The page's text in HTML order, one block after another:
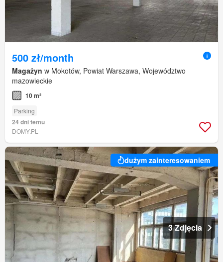
500 zł/month
Magażyn w Mokotów, Powiat Warszawa, Województwo
mazowieckie
10 m²
Parking
24 dni temu
DOMY.PL
dużym zainteresowaniem
3 Zdjęcia